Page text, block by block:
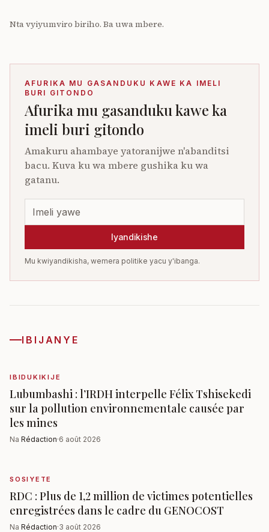
Nta vyiyumviro biriho. Ba uwa mbere.
AFURIKA MU GASANDUKU KAWE KA IMELI
BURI GITONDO
Afurika mu gasanduku kawe ka
imeli buri gitondo
Amakuru ahambaye yatoranijwe n'abanditsi
bacu. Kuva ku wa mbere gushika ku wa
gatanu.
Iyandikishe
Mu kwiyandikisha, wemera politike yacu y'ibanga.
IBIJANYE
IBIDUKIKIJE
Lubumbashi : l’IRDH interpelle Félix Tshisekedi
sur la pollution environnementale causée par
les mines
Na Rédaction·6 août 2026
SOSIYETE
RDC : Plus de 1,2 million de victimes potentielles
enregistrées dans le cadre du GENOCOST
Na Rédaction·3 août 2026